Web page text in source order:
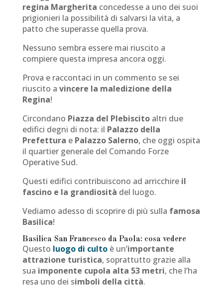
regina Margherita concedesse a uno dei suoi
prigionieri la possibilità di salvarsi la vita, a
patto che superasse quella prova.
Nessuno sembra essere mai riuscito a
compiere questa impresa ancora oggi.
Prova e raccontaci in un commento se sei
riuscito a vincere la maledizione della
Regina!
Circondano Piazza del Plebiscitoaltri due
edifici degni di nota: il Palazzo della
Prefettura e Palazzo Salerno, che oggi ospita
il quartier generale del Comando Forze
Operative Sud.
Questi edifici contribuiscono ad arricchire il
fascino e la grandiosità del luogo.
Vediamo adesso di scoprire di più sulla famosa
Basilica!
Basilica San Francesco da Paola: cosa vedere
Questo luogo di cultoè un’importante
attrazione turistica, soprattutto grazie alla
sua imponente cupola alta 53 metri, che l’ha
resa uno dei simboli della città.